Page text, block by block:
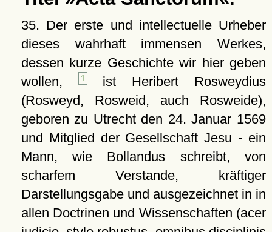
35. Der erste und intellectuelle Urheber
dieses wahrhaft immensen Werkes,
dessen kurze Geschichte wir hier geben
wollen,
1 ist Heribert Rosweydius
(Rosweyd, Rosweid, auch Rosweide),
geboren zu Utrecht den 24. Januar 1569
und Mitglied der Gesellschaft Jesu - ein
Mann, wie Bollandus schreibt, von
scharfem Verstande, kräftiger
Darstellungsgabe und ausgezeichnet in in
allen Doctrinen und Wissenschaften (acer